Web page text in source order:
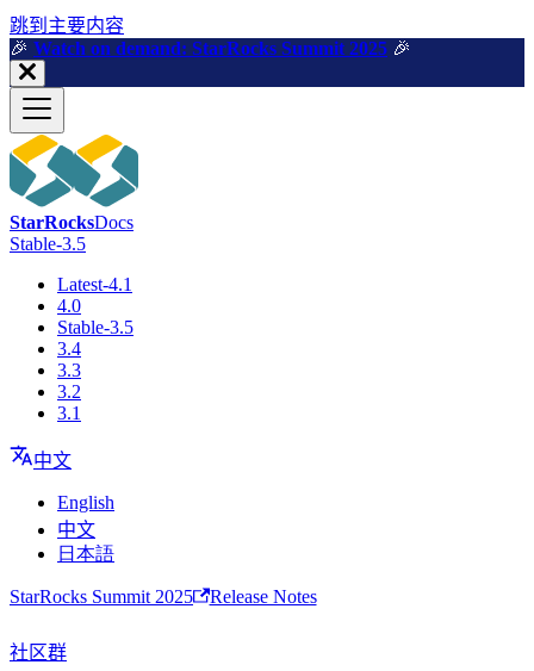
跳到主要内容
🎉️ Watch on demand: StarRocks Summit 2025 🎉️
StarRocksDocs
Stable-3.5
Latest-4.1
4.0
Stable-3.5
3.4
3.3
3.2
3.1
中文
English
中文
日本語
StarRocks Summit 2025 Release Notes
社区群